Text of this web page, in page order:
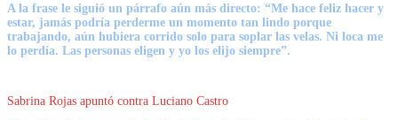
A la frase le siguió un párrafo aún más directo: “Me hace feliz hacer y
estar, jamás podría perderme un momento tan lindo porque
trabajando, aún hubiera corrido solo para soplar las velas. Ni loca me
lo perdía. Las personas eligen y yo los elijo siempre”.
Sabrina Rojas apuntó contra Luciano Castro